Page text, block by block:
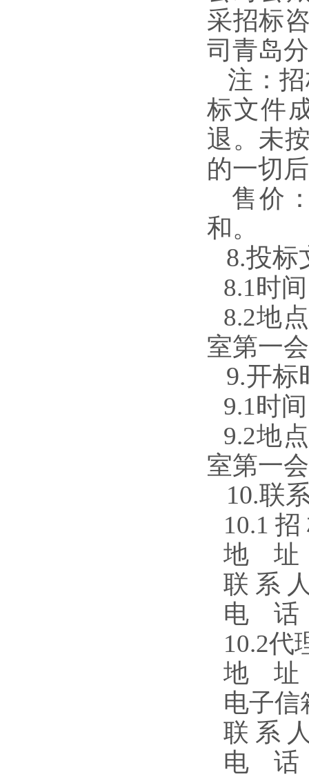
采招标
司青岛
注：招
标文件
退。 未
的一切
售价
和。
8.投标
8.1时
8.2地
室第一
9.开标
9.1时
9.2地
室第一
10.联
10.1
地 址
联 系
电 话
10.2代
地 址
电子信
联 系
电 话